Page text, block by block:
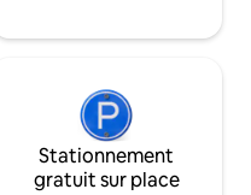
Stationnement
gratuit sur place